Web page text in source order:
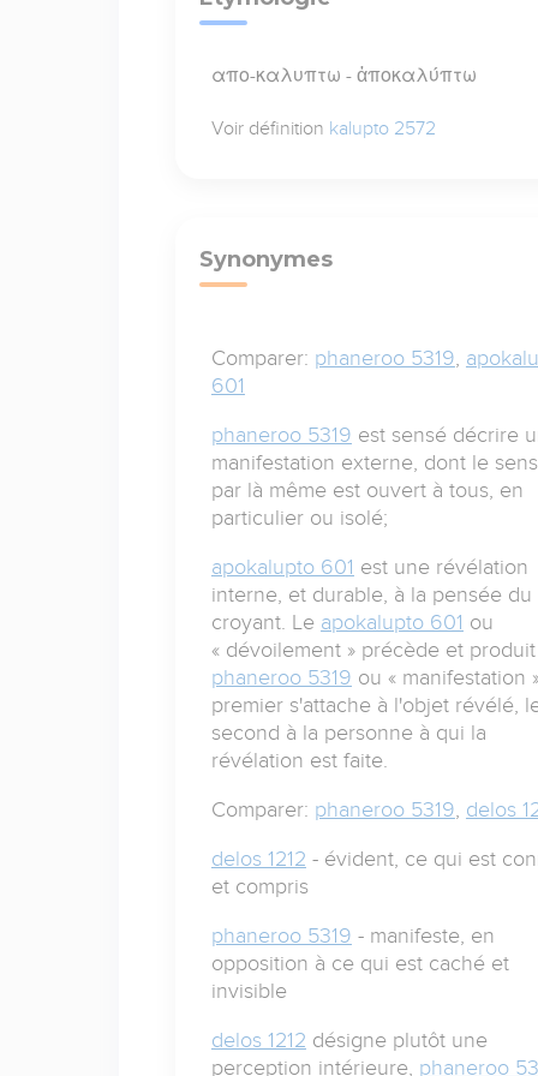
απο-καλυπτω - ἀποκαλύπτω
Voir définition kalupto 2572
Synonymes
Comparer: phaneroo 5319
601
phaneroo 5319 est sensé décrire
manifestation externe, dont le sens
par là même est ouvert à tous, en
particulier ou isolé;
apokalupto 601 est une révélation
interne, et durable, à la pensée du
croyant. Le apokalupto 601 ou
« dévoilement » précède et
phaneroo 5319 ou « manifestation
premier s'attache à l'objet révélé,
second à la personne à qui la
révélation est faite.
Comparer: phaneroo 5319 delos
delos 1212 - évident, ce qui est
et compris
phaneroo 5319 - manifeste, en
opposition à ce qui est caché et
invisible
delos 1212 désigne plutôt une
perception intérieure, phaneroo